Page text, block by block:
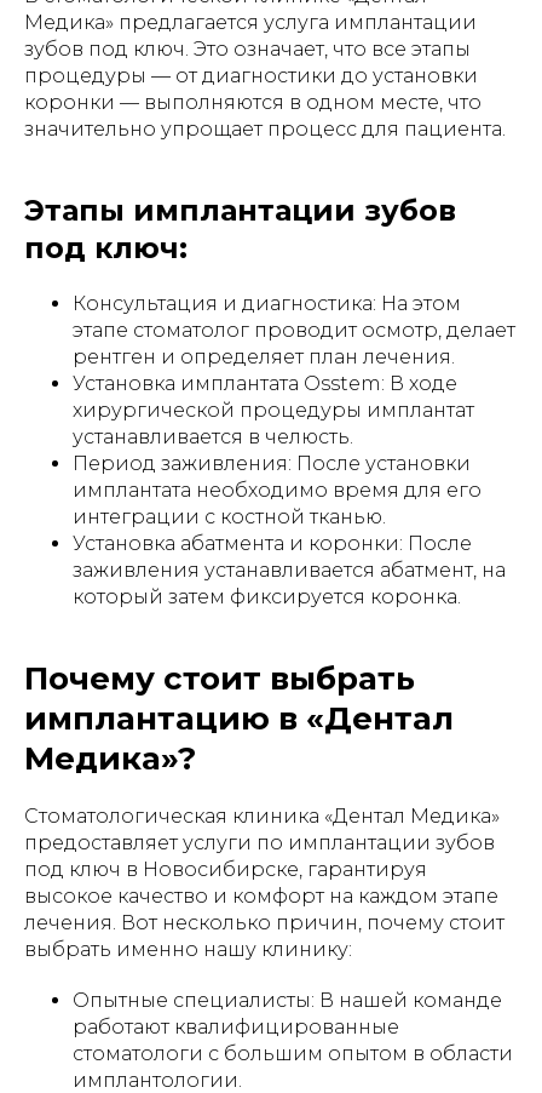
Медика» предлагается услуга имплантации
зубов под ключ. Это означает, что все этапы
процедуры — от диагностики до установки
коронки — выполняются в одном месте, что
значительно упрощает процесс для пациента.
Этапы имплантации зубов
под ключ:
Консультация и диагностика: На этом
этапе стоматолог проводит осмотр, делает
рентген и определяет план лечения.
Установка имплантата Osstem: В ходе
хирургической процедуры имплантат
устанавливается в челюсть.
Период заживления: После установки
имплантата необходимо время для его
интеграции с костной тканью.
Установка абатмента и коронки: После
заживления устанавливается абатмент, на
который затем фиксируется коронка.
Почему стоит выбрать
имплантацию в «Дентал
Медика»?
Стоматологическая клиника «Дентал Медика»
предоставляет услуги по имплантации зубов
под ключ в Новосибирске, гарантируя
высокое качество и комфорт на каждом этапе
лечения. Вот несколько причин, почему стоит
выбрать именно нашу клинику:
Опытные специалисты: В нашей команде
работают квалифицированные
стоматологи с большим опытом в области
имплантологии.